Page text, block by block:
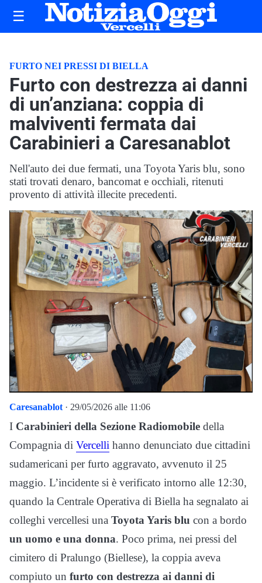
☰
FURTO NEI PRESSI DI BIELLA
Furto con destrezza ai danni
di un’anziana: coppia di
malviventi fermata dai
Carabinieri a Caresanablot
Nell'auto dei due fermati, una Toyota Yaris blu, sono
stati trovati denaro, bancomat e occhiali, ritenuti
provento di attività illecite precedenti.
Caresanablot · 29/05/2026 alle 11:06
I Carabinieri della Sezione Radiomobile della
Compagnia di Vercelli hanno denunciato due cittadini
sudamericani per furto aggravato, avvenuto il 25
maggio. L’incidente si è verificato intorno alle 12:30,
quando la Centrale Operativa di Biella ha segnalato ai
colleghi vercellesi una Toyota Yaris blu con a bordo
un uomo e una donna. Poco prima, nei pressi del
cimitero di Pralungo (Biellese), la coppia aveva
compiuto un furto con destrezza ai danni di